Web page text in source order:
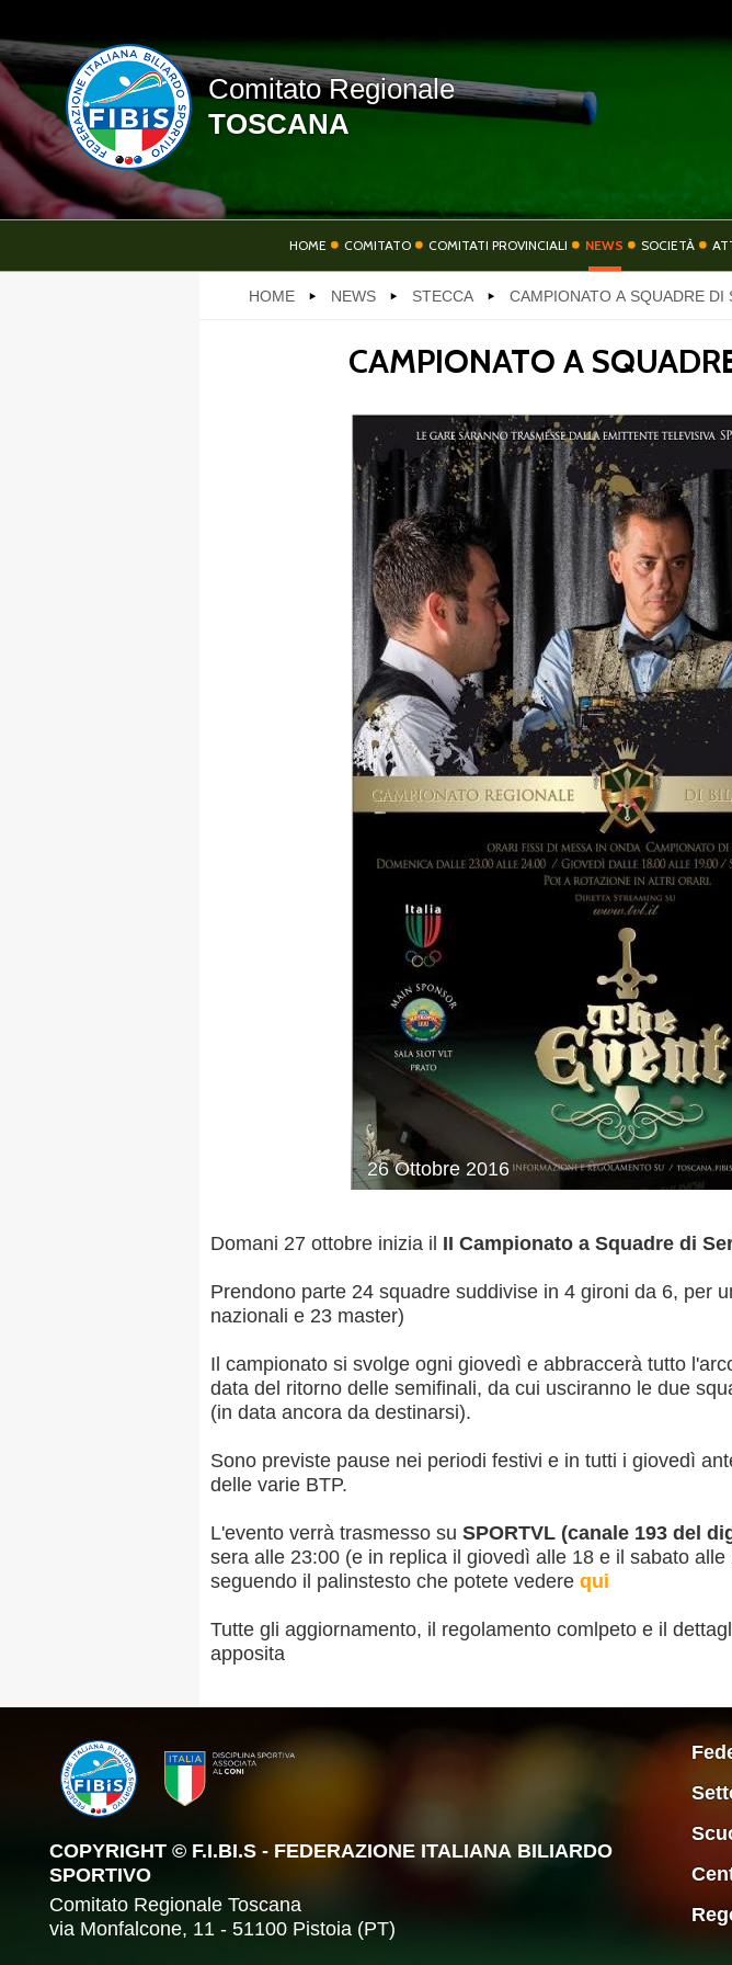
HOME
CONTATTI
Tesseramento Consiglio Federale
Settore Arbitrale Ufficiali di Gara
Centro Studi e Tecnica
Stecca Pockets
Comitato Regionale
TOSCANA
HOME COMITATO COMITATI PROVINCIALI NEWS SOCIETÀ
HOME NEWS STECCA CAMPIONATO A SQUADRE DI
CAMPIONATO A
26Ottobre 2016
Domani 27 ottobre inizia il II Campionato a Squadre di
Prendono parte 24 squadre suddivise in 4 gironi da 6, per
nazionali e 23 master)
Il campionato si svolge ogni giovedì e abbraccerà tutto
data del ritorno delle semifinali, da cui usciranno le due
(in data ancora da destinarsi).
Sono previste pause nei periodi festivi e in tutti i giovedì
delle varie BTP.
L'evento verrà trasmesso su SPORTVL (canale 193 del
sera alle 23:00 (e in replica il giovedì alle 18 e il sabato
seguendo il palinstesto che potete vedere qui
Tutte gli aggiornamento, il regolamento comlpeto e il
apposita
COPYRIGHT © F.I.BI.S - FEDERAZIONE ITALIANA BILIARDO
SPORTIVO
Comitato Regionale Toscana
via Monfalcone, 11 - 51100 Pistoia (PT)